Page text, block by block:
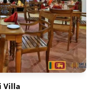
Villa